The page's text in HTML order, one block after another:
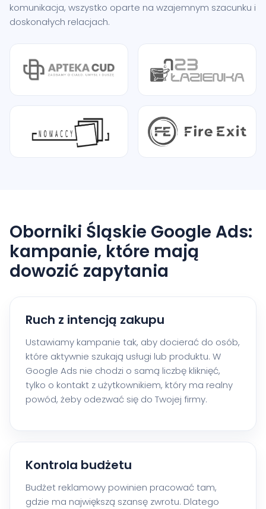
komunikacja, wszystko oparte na wzajemnym szacunku i
doskonałych relacjach.
Oborniki Śląskie Google Ads:
kampanie, które mają
dowozić zapytania
Ruch z intencją zakupu
Ustawiamy kampanie tak, aby docierać do osób,
które aktywnie szukają usługi lub produktu. W
Google Ads nie chodzi o samą liczbę kliknięć,
tylko o kontakt z użytkownikiem, który ma realny
powód, żeby odezwać się do Twojej firmy.
Kontrola budżetu
Budżet reklamowy powinien pracować tam,
gdzie ma największą szansę zwrotu. Dlatego